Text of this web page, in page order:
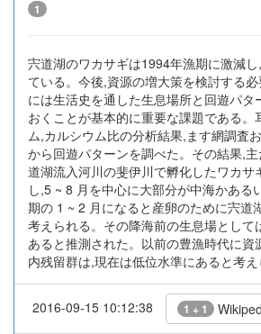
1
宍道湖のワカサギは1994年漁期に激減
ている。今後,資源の増大策を検討する
には生活史を通した生息場所と回遊パタ
おくことが基本的に重要な課題である。
ム,カルシウム比の分析結果,ます網調査
から回遊パターンを調べた。その結果,
道湖流入河川の斐伊川で孵化したワカサ
し,5 ~ 8 月を中心に大部分が中海かある
期の 1 ~ 2 月になると産卵のために宍道
考えられる。その降海前の生息場として
あると推測された。以前の豊漁時代に資
内残留群は,現在は低位水準にあると考え
2016-09-15 10:12:38 1 + 1